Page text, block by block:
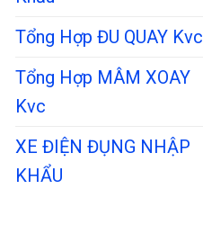
Tổng Hợp ĐU QUAY Kvc
Tổng Hợp MÂM XOAY
Kvc
XE ĐIỆN ĐỤNG NHẬP
KHẨU